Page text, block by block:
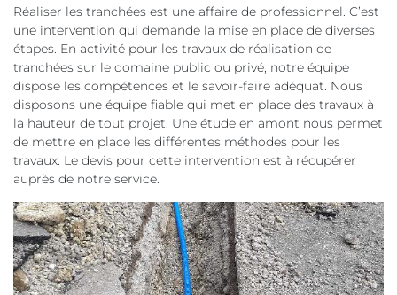
Réaliser les tranchées est une affaire de professionnel. C’est
une intervention qui demande la mise en place de diverses
étapes. En activité pour les travaux de réalisation de
tranchées sur le domaine public ou privé, notre équipe
dispose les compétences et le savoir-faire adéquat. Nous
disposons une équipe fiable qui met en place des travaux à
la hauteur de tout projet. Une étude en amont nous permet
de mettre en place les différentes méthodes pour les
travaux. Le devis pour cette intervention est à récupérer
auprès de notre service.